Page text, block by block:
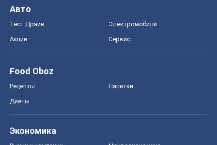
Авто
Тест Драйв Электромобили
Акции Сервис
Food Oboz
Рецепты Напитки
Диеты
Экономика